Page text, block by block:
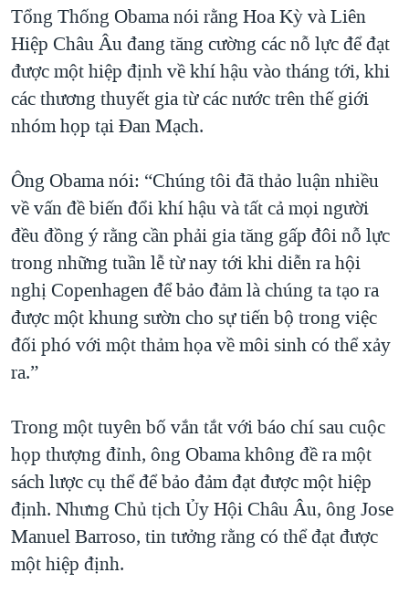
SỨC KHOẺ
VĂN HOÁ
THỂ THAO
GIÁO DỤC
TRỊNH VĨNH BÌNH - NGƯỜI HẠ 'BÊN THẮNG CUỘC'
GROUND ZERO – XƯA VÀ NAY
CHI PHÍ CHIẾN TRANH AFGHANISTAN
CÁC GIÁ TRỊ CỘNG HÒA Ở VIỆT NAM
TRỊNH VĨNH BÌNH VS. CHÍNH PHỦ VIỆT NAM
NGƯ DÂN VIỆT VÀ LÀN SÓNG TRỘM HẢI SÂM
BÊN KIA QUỐC LỘ: TIẾNG VỌNG TỪ NÔNG THÔN MỸ
QUAN HỆ VIỆT MỸ
Ngôn ngữ khác
Tổng Thống Obama nói rằng Hoa Kỳ và Liên
Hiệp Châu Âu đang tăng cường các nỗ lực để đạt
được một hiệp định về khí hậu vào tháng tới, khi
các thương thuyết gia từ các nước trên thế giới
nhóm họp tại Đan Mạch.
Ông Obama nói: “Chúng tôi đã thảo luận nhiều
về vấn đề biến đổi khí hậu và tất cả mọi người
đều đồng ý rằng cần phải gia tăng gấp đôi nỗ lực
trong những tuần lễ từ nay tới khi diễn ra hội
nghị Copenhagen để bảo đảm là chúng ta tạo ra
được một khung sườn cho sự tiến bộ trong việc
đối phó với một thảm họa về môi sinh có thể xảy
ra.”
Trong một tuyên bố vắn tắt với báo chí sau cuộc
họp thượng đỉnh, ông Obama không đề ra một
sách lược cụ thể để bảo đảm đạt được một hiệp
định. Nhưng Chủ tịch Ủy Hội Châu Âu, ông Jose
Manuel Barroso, tin tưởng rằng có thể đạt được
một hiệp định.